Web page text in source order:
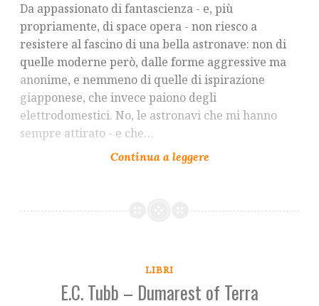
Da appassionato di fantascienza - e, più
propriamente, di space opera - non riesco a
resistere al fascino di una bella astronave: non di
quelle moderne però, dalle forme aggressive ma
anonime, e nemmeno di quelle di ispirazione
giapponese, che invece paiono degli
elettrodomestici. No, le astronavi che mi hanno
sempre attirato - e che…
LIBRI
E.C. Tubb – Dumarest of Terra